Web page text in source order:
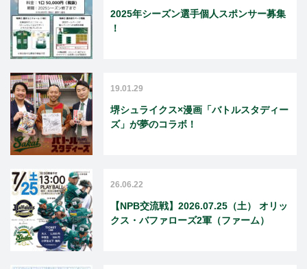
2025年シーズン選手個人スポンサー募集
！
19.01.29
堺シュライクス×漫画「バトルスタディー
ズ」が夢のコラボ！
26.06.22
【NPB交流戦】2026.07.25（土） オリッ
クス・バファローズ2軍（ファーム）